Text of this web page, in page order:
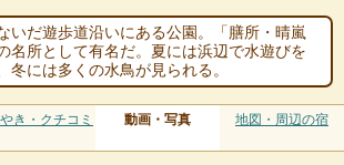
いだ遊歩道沿いにある公園。「膳所・晴嵐
名所として有名だ。夏には浜辺で水遊びを
冬には多くの水鳥が見られる。
き・クチコミ 動画・写真 地図・周辺の宿